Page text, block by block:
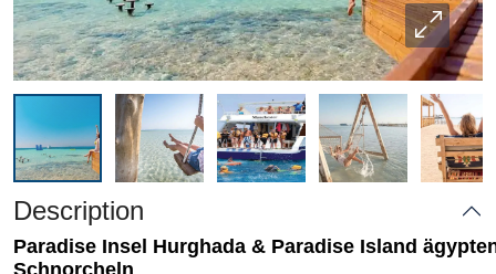
Description
Paradise Insel Hurghada & Paradise Island
Schnorcheln